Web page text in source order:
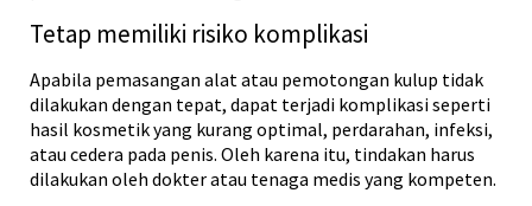
Tetap memiliki risiko komplikasi
Apabila pemasangan alat atau pemotongan kulup tidak
dilakukan dengan tepat, dapat terjadi komplikasi seperti
hasil kosmetik yang kurang optimal, perdarahan, infeksi,
atau cedera pada penis. Oleh karena itu, tindakan harus
dilakukan oleh dokter atau tenaga medis yang kompeten.